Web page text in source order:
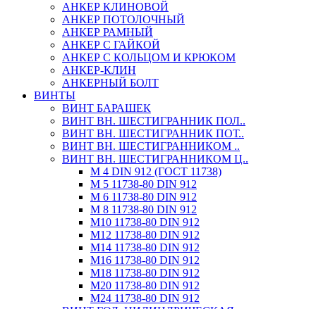
АНКЕР КЛИНОВОЙ
АНКЕР ПОТОЛОЧНЫЙ
АНКЕР РАМНЫЙ
АНКЕР С ГАЙКОЙ
АНКЕР С КОЛЬЦОМ И КРЮКОМ
АНКЕР-КЛИН
АНКЕРНЫЙ БОЛТ
ВИНТЫ
ВИНТ БАРАШЕК
ВИНТ ВН. ШЕСТИГРАННИК ПОЛ..
ВИНТ ВН. ШЕСТИГРАННИК ПОТ..
ВИНТ ВН. ШЕСТИГРАННИКОМ ..
ВИНТ ВН. ШЕСТИГРАННИКОМ Ц..
М 4 DIN 912 (ГОСТ 11738)
М 5 11738-80 DIN 912
М 6 11738-80 DIN 912
М 8 11738-80 DIN 912
М10 11738-80 DIN 912
М12 11738-80 DIN 912
М14 11738-80 DIN 912
М16 11738-80 DIN 912
М18 11738-80 DIN 912
М20 11738-80 DIN 912
М24 11738-80 DIN 912